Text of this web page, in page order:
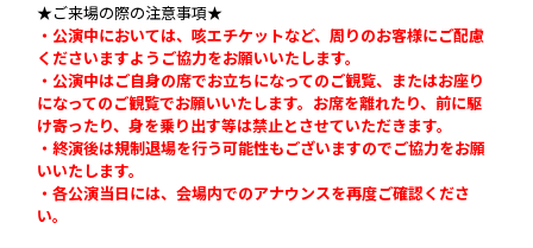
★ご来場の際の注意事項★
・公演中においては、咳エチケットなど、周りのお客様にご配慮
くださいますようご協力をお願いいたします。
・公演中はご自身の席でお立ちになってのご観覧、またはお座り
になってのご観覧でお願いいたします。お席を離れたり、前に駆
け寄ったり、身を乗り出す等は禁止とさせていただきます。
・終演後は規制退場を行う可能性もございますのでご協力をお願
いいたします。
・各公演当日には、会場内でのアナウンスを再度ご確認くださ
い。